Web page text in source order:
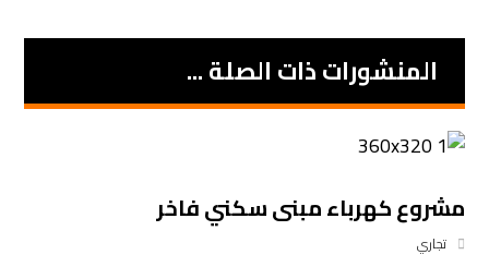
المنشورات ذات الصلة ...
مشروع كهرباء مبنى سكني فاخر
تجاري